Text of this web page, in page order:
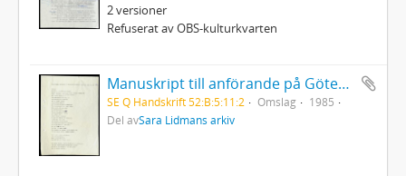
2 versioner
Refuserat av OBS-kulturkvarten
Manuskript till anförande på Göteborgs stadsteaters soaré till stöd för ANC
SE Q Handskrift 52:B:5:11:2 Omslag
1985
Del avSara Lidmans arkiv